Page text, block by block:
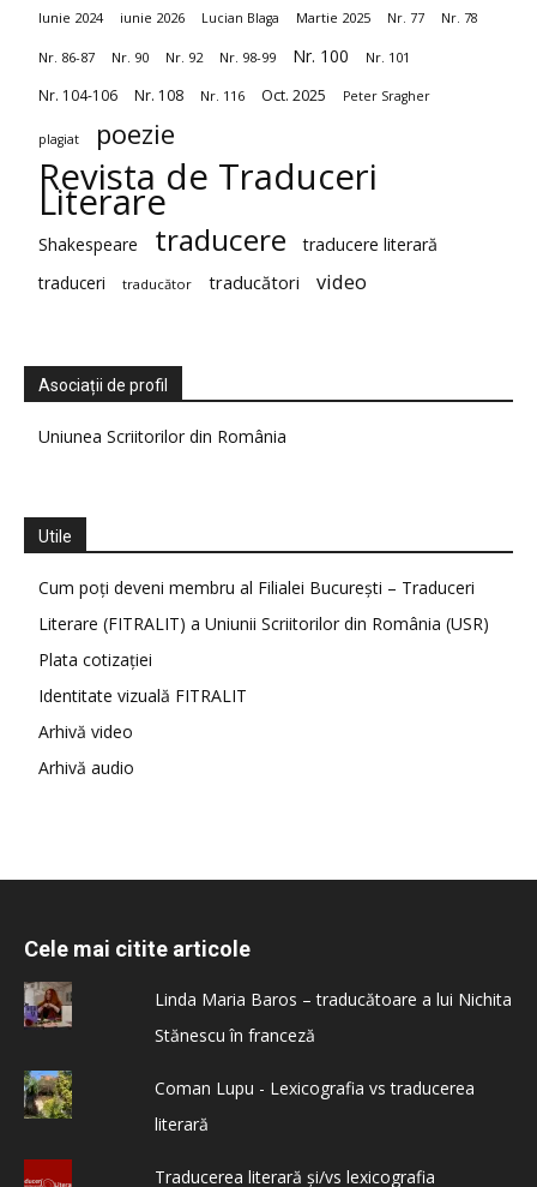
RomâniaIunie 2024 iunie 2026 Lucian Blaga Martie 2025 Nr. 77 Nr. 78
Nr. 86-87 Nr. 90 Nr. 92 Nr. 98-99 Nr. 100 Nr. 101
Nr. 104-106 Nr. 108 Nr. 116 Oct. 2025 Peter Sragher
plagiat poezie
Revista de Traduceri
Literare
Shakespeare traducere
traducere literară
traduceri
traducător traducători video
Asociații de profil
Uniunea Scriitorilor din România
Utile
Cum poți deveni membru al Filialei București – Traduceri
Literare (FITRALIT) a Uniunii Scriitorilor din România (USR)
Plata cotizației
Identitate vizuală FITRALIT
Arhivă video
Arhivă audio
Cele mai citite articole
Linda Maria Baros – traducătoare a lui Nichita
Stănescu în franceză
Coman Lupu - Lexicografia vs traducerea
literară
Traducerea literară și/vs lexicografia